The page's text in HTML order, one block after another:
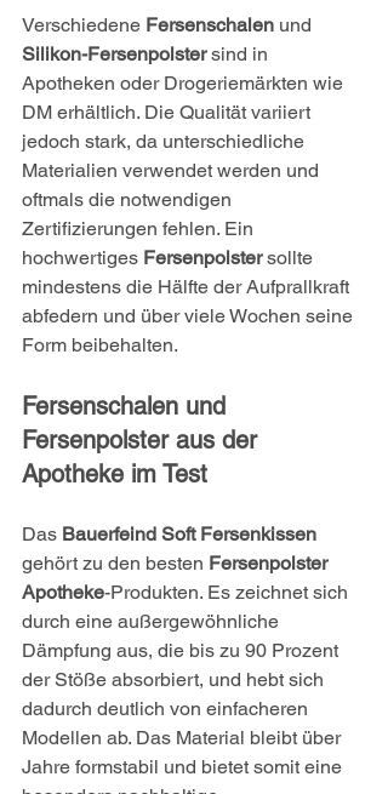
Verschiedene Fersenschalen und
Silikon-Fersenpolster sind in
Apotheken oder Drogeriemärkten wie
DM erhältlich. Die Qualität variiert
jedoch stark, da unterschiedliche
Materialien verwendet werden und
oftmals die notwendigen
Zertifizierungen fehlen. Ein
hochwertiges Fersenpolster sollte
mindestens die Hälfte der Aufprallkraft
abfedern und über viele Wochen seine
Form beibehalten.
Fersenschalen und
Fersenpolster aus der
Apotheke im Test
Das Bauerfeind Soft Fersenkissen
gehört zu den besten Fersenpolster
Apotheke-Produkten. Es zeichnet sich
durch eine außergewöhnliche
Dämpfung aus, die bis zu 90 Prozent
der Stöße absorbiert, und hebt sich
dadurch deutlich von einfacheren
Modellen ab. Das Material bleibt über
Jahre formstabil und bietet somit eine